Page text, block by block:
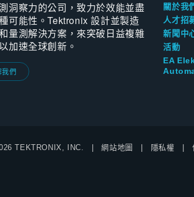
洞察力的公司，致力於效能並盡
可能性。Tektronix 設計並製造
量測解決方案，來突破日益複雜
加速全球創新。
們
關於我
人才招
新聞中
活動
EA
TEKTRONIX, INC. 網站地圖 隱私權